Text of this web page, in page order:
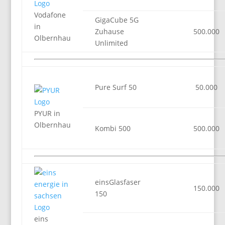
Vodafone
in
Olbernhau
GigaCube 5G
Zuhause
Unlimited
500.000
PYUR in
Olbernhau
Pure Surf 50 50.000
Kombi 500 500.000
eins
einsGlasfaser
150
150.000